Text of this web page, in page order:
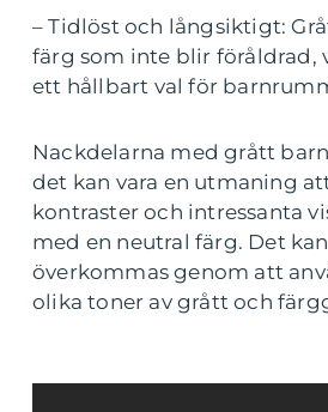
– Tidlöst och långsiktigt:
färg som inte blir föråldrad,
ett hållbart val för
Nackdelarna med grått
det kan vara en utmaning
kontraster och intressanta
med en neutral färg. Det
överkommas genom att
olika toner av grått och